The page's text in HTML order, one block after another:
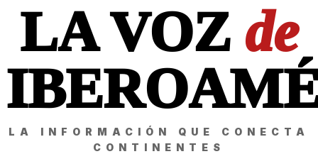
LA VOZ de
LA INFORMACIÓN QUE CONECTA
CONTINENTES